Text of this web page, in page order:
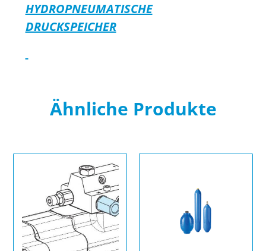
HYDROPNEUMATISCHE
DRUCKSPEICHER
Ähnliche Produkte